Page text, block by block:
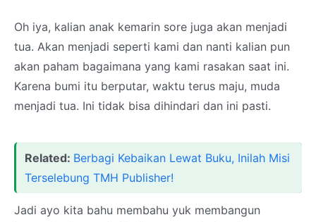
Oh iya, kalian anak kemarin sore juga akan menjadi
tua. Akan menjadi seperti kami dan nanti kalian pun
akan paham bagaimana yang kami rasakan saat ini.
Karena bumi itu berputar, waktu terus maju, muda
menjadi tua. Ini tidak bisa dihindari dan ini pasti.
Related: Berbagi Kebaikan Lewat Buku, Inilah Misi
Terselebung TMH Publisher!
Jadi ayo kita bahu membahu yuk membangun